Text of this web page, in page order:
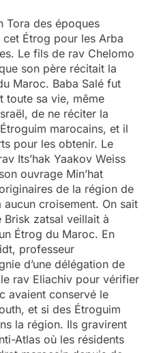
Tora des époques
Étrog pour les Arba
Le fils de rav Chelomo
son père récitait la
Maroc. Baba Salé fut
toute sa vie, même
de ne réciter la
marocains, et il
pour les obtenir. Le
Its’hak Yaakov Weiss
ouvrage Min’hat
de la région de
croisement. On sait
zatsal veillait à
Étrog du Maroc. En
professeur
d’une délégation de
rav Eliachiv pour vérifier
avaient conservé le
et si des Étroguim
la région. Ils gravirent
Atlas où les résidents